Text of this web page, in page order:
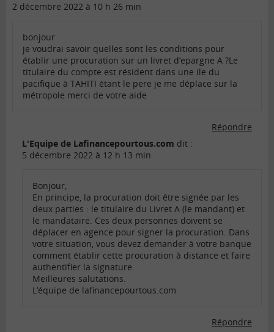
2 décembre 2022 à 10 h 26 min
bonjour
je voudrai savoir quelles sont les conditions pour
établir une procuration sur un livret d’epargne A ?Le
titulaire du compte est résident dans une ile du
pacifique à TAHITI étant le pere je me déplace sur la
métropole merci de votre aide
Répondre
L'Equipe de Lafinancepourtous.com dit :
5 décembre 2022 à 12 h 13 min
Bonjour,
En principe, la procuration doit être signée par les
deux parties : le titulaire du Livret A (le mandant) et
le mandataire. Ces deux personnes doivent se
déplacer en agence pour signer la procuration. Dans
votre situation, vous devez demander à votre banque
comment établir cette procuration à distance et faire
authentifier la signature.
Meilleures salutations.
L’équipe de lafinancepourtous.com
Répondre